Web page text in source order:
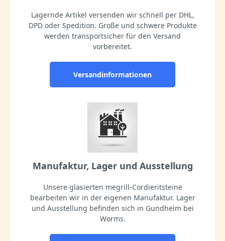
Lagernde Artikel versenden wir schnell per DHL,
DPD oder Spedition. Große und schwere Produkte
werden transportsicher für den Versand
vorbereitet.
Versandinformationen
Manufaktur, Lager und Ausstellung
Unsere glasierten megrill-Cordieritsteine
bearbeiten wir in der eigenen Manufaktur. Lager
und Ausstellung befinden sich in Gundheim bei
Worms.